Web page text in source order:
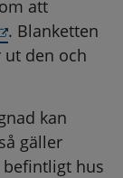
att
Länk till
. Blanketten
den och
kan
gäller
hus